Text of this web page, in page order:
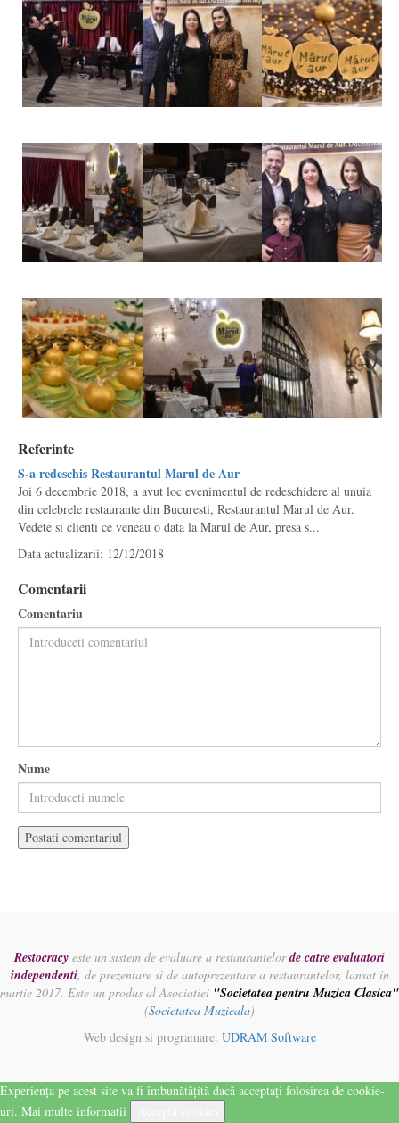
Referinte
S-a redeschis Restaurantul Marul de Aur
Joi 6 decembrie 2018, a avut loc evenimentul de redeschidere al unuia
din celebrele restaurante din Bucuresti, Restaurantul Marul de Aur.
Vedete si clienti ce veneau o data la Marul de Aur, presa s...
Data actualizarii: 12/12/2018
Comentarii
Comentariu
Nume
Restocracy este un sistem de evaluare a restaurantelorde catre evaluatori
independenti, de prezentare si de autoprezentare a restaurantelor, lansat in
martie 2017. Este un produs al Asociatiei "Societatea pentru Muzica Clasica"
(Societatea Muzicala)
Web design si programare: UDRAM Software
Experiența pe acest site va fi îmbunătățită dacă acceptați folosirea de cookie-
uri. Mai multe informatii